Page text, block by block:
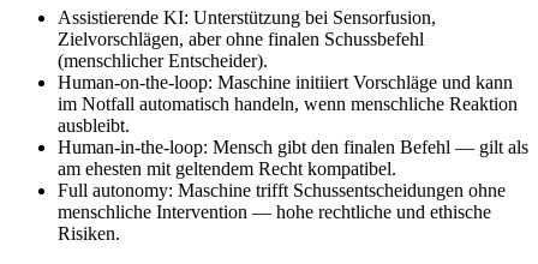
Assistierende KI: Unterstützung bei Sensorfusion,
Zielvorschlägen, aber ohne finalen Schussbefehl
(menschlicher Entscheider).
Human‑on‑the‑loop: Maschine initiiert Vorschläge und kann
im Notfall automatisch handeln, wenn menschliche Reaktion
ausbleibt.
Human‑in‑the‑loop: Mensch gibt den finalen Befehl — gilt als
am ehesten mit geltendem Recht kompatibel.
Full autonomy: Maschine trifft Schussentscheidungen ohne
menschliche Intervention — hohe rechtliche und ethische
Risiken.